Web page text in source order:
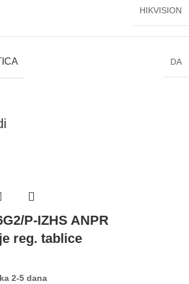
HIKVISION
DA
P-IZHS ANPR
reg. tablice
2-5 dana